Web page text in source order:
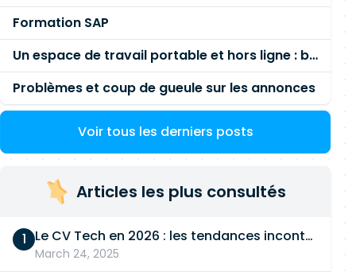
Formation SAP
Un espace de travail portable et hors ligne : besoin réel ou fausse bonne idée ?
Problèmes et coup de gueule sur les annonces
Voir tous les derniers posts
Articles les plus consultés
Le CV Tech en 2026 : les tendances incontournables
March 24, 2025